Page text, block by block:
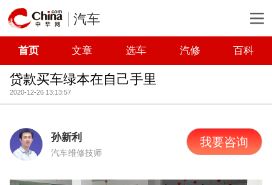
汽车
首页 文章 选车 汽修 百科
贷款买车绿本在自己手里
2020-12-26 13:13:57
孙新利
汽车维修技师
我要咨询